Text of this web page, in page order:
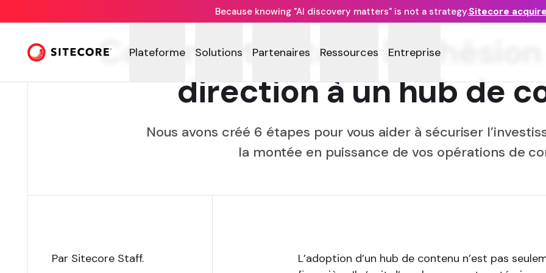
Because knowing "AI discovery matters" is not a strategy.Sitecore
Plateforme Solutions Partenaires Ressources Entreprise
Comment obtenir
direction à un hub de
Nous avons créé 6 étapes pour vous aider à sécuriser
la montée en puissance de vos opérations de
Par Sitecore Staff.
L’adoption d’un hub de contenu n’est pas